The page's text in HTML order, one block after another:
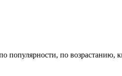
популярности, по возрастанию,